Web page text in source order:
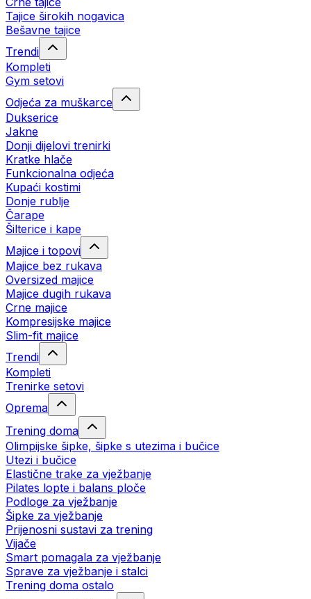
Tajice širokih nogavica
Bešavne tajice
Trendi
Kompleti
Gym setovi
Odjeća za muškarce
Dukserice
Jakne
Donji dijelovi trenirki
Kratke hlače
Funkcionalna odjeća
Kupaći kostimi
Donje rublje
Čarape
Šilterice i kape
Majice i topovi
Majice bez rukava
Oversized majice
Majice dugih rukava
Crne majice
Kompresijske majice
Slim-fit majice
Trendi
Kompleti
Trenirke setovi
Oprema
Trening doma
Olimpijske šipke, šipke s utezima i bučice
Utezi i bučice
Elastične trake za vježbanje
Pilates lopte i balans ploče
Podloge za vježbanje
Šipke za vježbanje
Prijenosni sustavi za trening
Vijače
Smart pomagala za vježbanje
Sprave za vježbanje i stalci
Trening doma ostalo